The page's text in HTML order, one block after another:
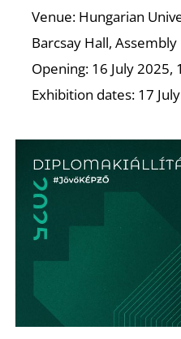
Venue: Hungarian
Barcsay Hall, Assembly
Opening: 16 July 2025,
Exhibition dates: 17